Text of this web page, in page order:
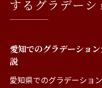
するグラデー
愛知でのグラデーショ
説
愛知県でのグラデーショ